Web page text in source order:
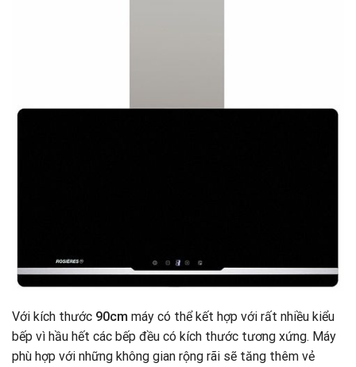
Với kích thước 90cm máy có thể kết hợp với rất nhiều kiểu
bếp vì hầu hết các bếp đều có kích thước tương xứng. Máy
phù hợp với những không gian rộng rãi sẽ tăng thêm vẻ